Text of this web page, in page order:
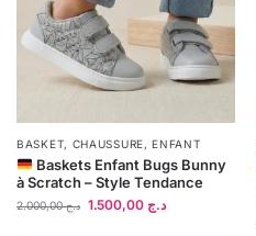
BASKET, CHAUSSURE,ENFANT
Baskets Enfant Bugs Bunny
à Scratch – Style Tendance
د.ج2.000,00 د.ج